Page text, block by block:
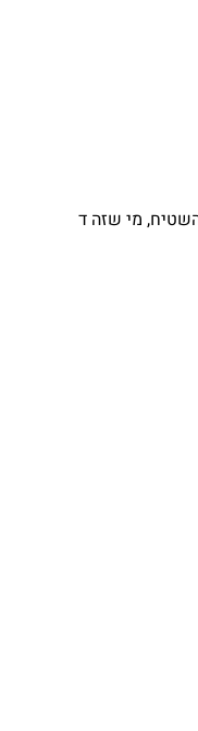
מי שזה ד